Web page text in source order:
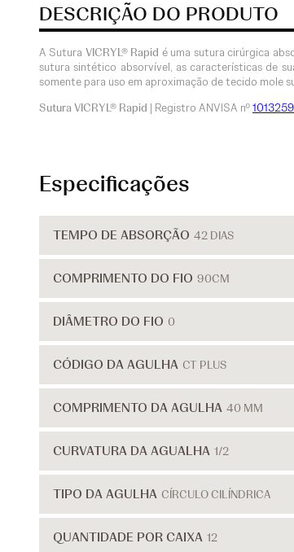
DESCRIÇÃO DO PRODUTO
A Sutura VICRYL® Rapid é uma sutura cirúrgica
sutura sintético absorvível, as características de
somente para uso em aproximação de tecido mole
Sutura VICRYL® Rapid | Registro ANVISA nº
Especificações
TEMPO DE ABSORÇÃO 42 DIAS
COMPRIMENTO DO FIO 90CM
DIÂMETRO DO FIO 0
CÓDIGO DA AGULHA CT PLUS
COMPRIMENTO DA AGULHA 40 MM
CURVATURA DA AGUALHA 1/2
TIPO DA AGULHA CÍRCULO CILÍNDRICA
QUANTIDADE POR CAIXA 12